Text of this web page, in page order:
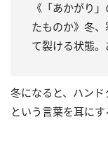
《「あかがり
たものか》冬
て裂ける状態
冬になると、ハンド
という言葉を耳にす